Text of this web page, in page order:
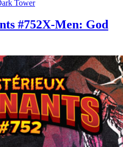
Tower
#752X-Men: God